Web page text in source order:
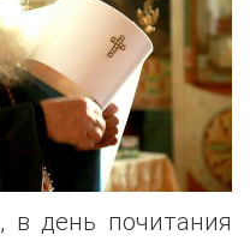
в день почитания